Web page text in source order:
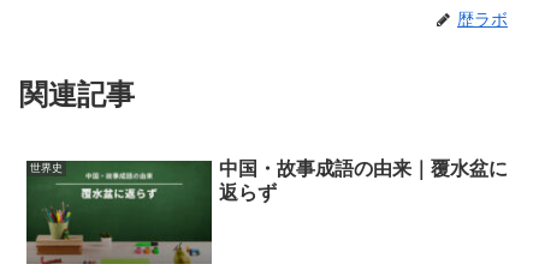
歴ラボ
関連記事
世界史
中国・故事成語の由来｜覆水盆に
返らず